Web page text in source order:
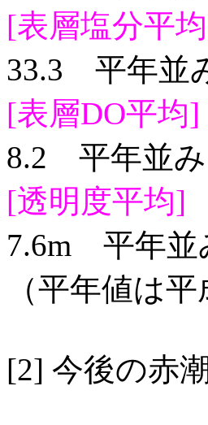
[表層塩分平
33.3 平年並
[表層DO平均]
8.2 平年並み
[透明度平均]
7.6m 平年並
（平年値は
[2] 今後の赤